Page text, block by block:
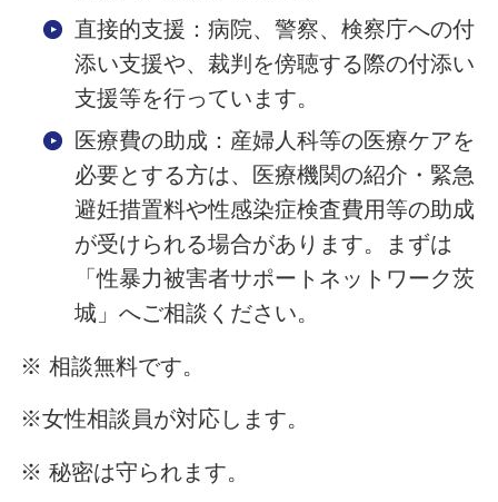
直接的支援：病院、警察、検察庁への付
添い支援や、裁判を傍聴する際の付添い
支援等を行っています。
医療費の助成：産婦人科等の医療ケアを
必要とする方は、医療機関の紹介・緊急
避妊措置料や性感染症検査費用等の助成
が受けられる場合があります。まずは
「性暴力被害者サポートネットワーク茨
城」へご相談ください。
※ 相談無料です。
※女性相談員が対応します。
※ 秘密は守られます。